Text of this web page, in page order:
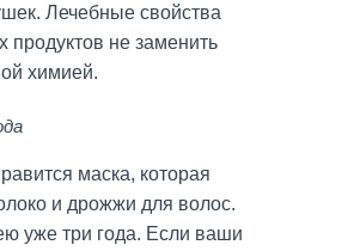
Лечебные свойства
продуктов не заменить
химией.
маска, которая
и дрожжи для волос.
уже три года. Если ваши